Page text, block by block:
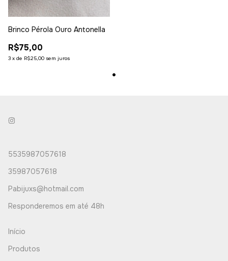
Brinco Pérola Ouro Antonella
R$75,00
3 x de R$25,00 sem juros
5535987057618
35987057618
Pabijuxs@hotmail.com
Responderemos em até 48h
Início
Produtos